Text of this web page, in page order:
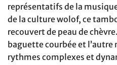
représentatifs de la
de la culture wolof, ce
recouvert de peau de
baguette courbée et
rythmes complexes et